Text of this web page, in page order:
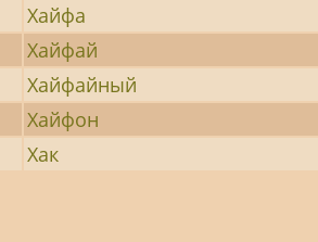
Хайфа
Хайфай
Хайфайный
Хайфон
Хак